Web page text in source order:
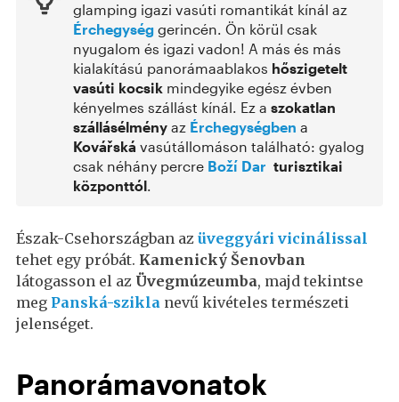
glamping igazi vasúti romantikát kínál az
Érchegység gerincén. Ön körül csak
nyugalom és igazi vadon! A más és más
kialakítású panorámaablakos hőszigetelt
vasúti kocsik mindegyike egész évben
kényelmes szállást kínál. Ez a szokatlan
szállásélmény az Érchegységben a
Kovářská vasútállomáson található: gyalog
csak néhány percre Boží Dar turisztikai
központtól.
Észak-Csehországban az üveggyári vicinálissal
tehet egy próbát. Kamenický Šenovban
látogasson el az Üvegmúzeumba, majd tekintse
meg Panská-szikla nevű kivételes természeti
jelenséget.
Panorámavonatok